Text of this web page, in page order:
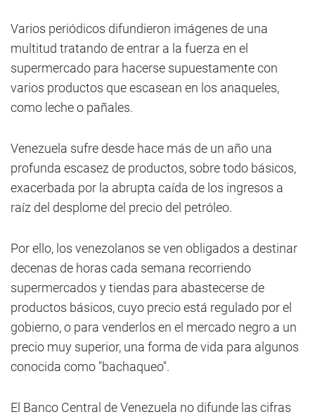
Varios periódicos difundieron imágenes de una
multitud tratando de entrar a la fuerza en el
supermercado para hacerse supuestamente con
varios productos que escasean en los anaqueles,
como leche o pañales.
Venezuela sufre desde hace más de un año una
profunda escasez de productos, sobre todo básicos,
exacerbada por la abrupta caída de los ingresos a
raíz del desplome del precio del petróleo.
Por ello, los venezolanos se ven obligados a destinar
decenas de horas cada semana recorriendo
supermercados y tiendas para abastecerse de
productos básicos, cuyo precio está regulado por el
gobierno, o para venderlos en el mercado negro a un
precio muy superior, una forma de vida para algunos
conocida como "bachaqueo".
El Banco Central de Venezuela no difunde las cifras